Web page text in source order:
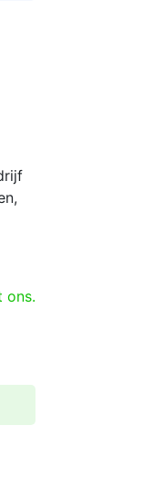
ons.